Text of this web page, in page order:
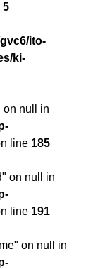
5
ito-
ki-
on null in
line 185
on null in
line 191
on null in